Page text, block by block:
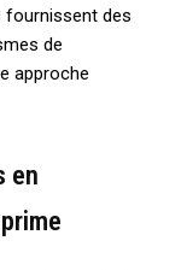
fournissent des
de
approche
en